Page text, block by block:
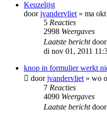
Keuzelijst
doorjvandervliet » ma
5 Reacties
2998 Weergaves
Laatste berichtdoor
di nov 01, 2011
knop in formulier werkt
doorjvandervliet » wo
7 Reacties
4090 Weergaves
Laatste berichtdoor